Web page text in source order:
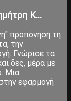
Κ...
προπόνηση τη
την
Γνώρισε τα
δες, μέρα με
Μια
εφαρμογή